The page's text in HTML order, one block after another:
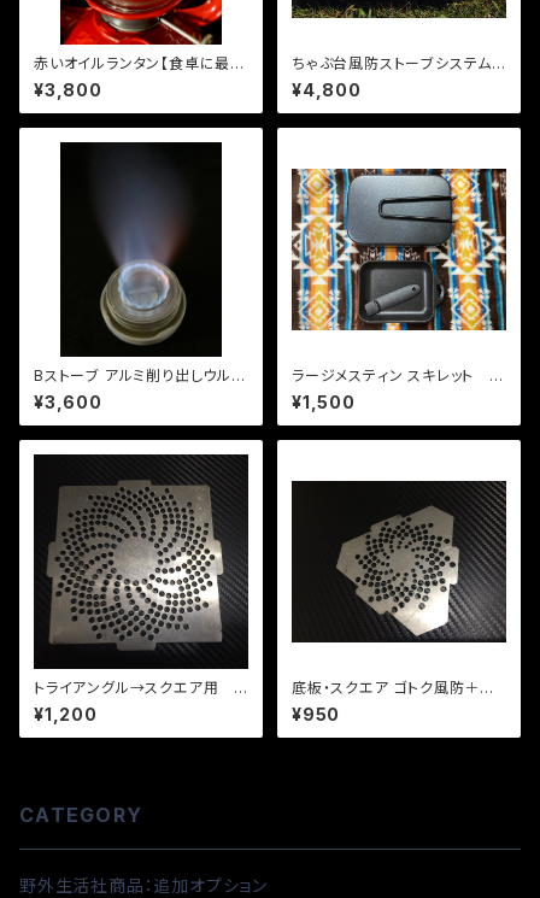
赤いオイルランタン【食卓に最高
の雰囲気を】
¥3,800
ちゃぶ台風防ストーブシステム
（テーブル単品）
¥4,800
Bストーブ アルミ削り出しウルト
ラライト超小型ストーブ
¥3,600
ラージメスティン スキレット 鋳
鉄ホーロー加工鉄板（野外生活
社版）
¥1,500
トライアングル→スクエア用
底板単品の販売
¥1,200
底板・スクエア ゴトク風防＋焚
き火オプションフルセットの追加
としての トライアングル焚き火
用底板
¥950
CATEGORY
野外生活社商品：追加オプション